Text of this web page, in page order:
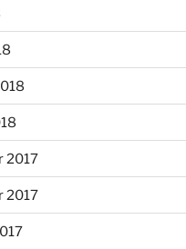
2017
2017